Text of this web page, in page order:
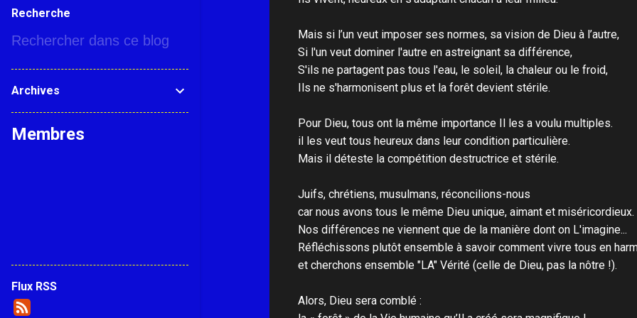
Mais si l’un veut imposer ses normes, sa vision de Dieu à l’autre,
Si l'un veut dominer l'autre en astreignant sa différence,
S'ils ne partagent pas tous l'eau, le soleil, la chaleur ou le froid,
Ils ne s'harmonisent plus et la forêt devient stérile.
Pour Dieu, tous ont la même importance Il les a voulu multiples.
il les veut tous heureux dans leur condition particulière.
Mais il déteste la compétition destructrice et stérile.
Juifs, chrétiens, musulmans, réconcilions-nous
car nous avons tous le même Dieu unique, aimant et miséricordieux.
Nos différences ne viennent que de la manière dont on L'imagine...
Réfléchissons plutôt ensemble à savoir comment vivre tous en
et cherchons ensemble "LA" Vérité (celle de Dieu, pas la nôtre !).
Alors, Dieu sera comblé :
Recherche
Archives
Membres
Flux RSS